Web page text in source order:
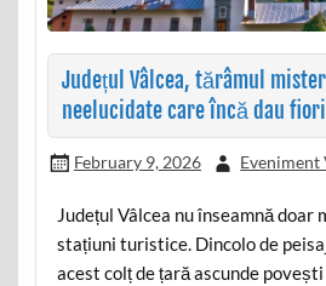
Județul Vâlcea, tărâmul
neelucidate care încă dau
February 9, 2026 Eveniment
Județul Vâlcea nu înseamnă doar
stațiuni turistice. Dincolo de
acest colț de țară ascunde